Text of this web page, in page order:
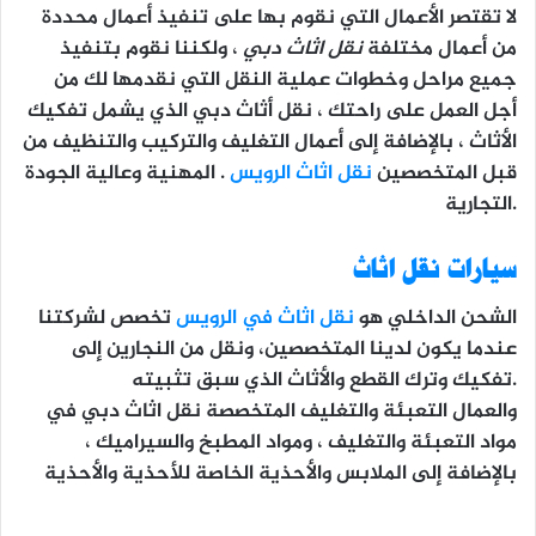
لا تقتصر الأعمال التي نقوم بها على تنفيذ أعمال محددة
من أعمال مختلفةنقل اثاث دبي ، ولكننا نقوم بتنفيذ
جميع مراحل وخطوات عملية النقل التي نقدمها لك من
أجل العمل على راحتك ، نقل أثاث دبي الذي يشمل تفكيك
الأثاث ، بالإضافة إلى أعمال التغليف والتركيب والتنظيف من
قبل المتخصصيننقل اثاث الرويس. المهنية وعالية الجودة
التجارية.
سيارات نقل اثاث
الشحن الداخلي هونقل اثاث في الرويستخصص لشركتنا
عندما يكون لدينا المتخصصين، ونقل من النجارين إلى
تفكيك وترك القطع والأثاث الذي سبق تثبيته.
والعمال التعبئة والتغليف المتخصصة نقل اثاث دبي في
مواد التعبئة والتغليف ، ومواد المطبخ والسيراميك ،
بالإضافة إلى الملابس والأحذية الخاصة للأحذية والأحذية